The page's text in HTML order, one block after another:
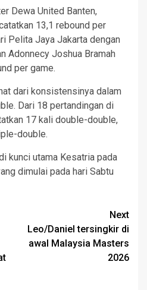
Dewa United Banten,
13,1 rebound per
Pelita Jaya Jakarta dengan
Adonnecy Joshua Bramah
per game.
dari konsistensinya dalam
Dari 18 pertandingan di
17 kali double-double,
double.
kunci utama Kesatria pada
dimulai pada hari Sabtu
Next
Leo/Daniel tersingkir di
awal Malaysia Masters
2026